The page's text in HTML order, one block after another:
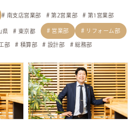
南支店営業部 第2営業部 第1営業部
県 東京都 営業部 リフォーム部
部 積算部 設計部 総務部